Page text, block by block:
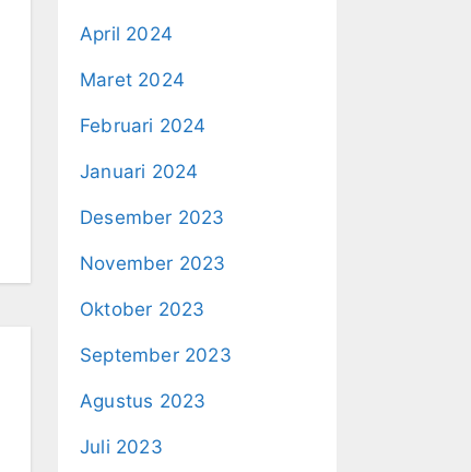
April 2024
Maret 2024
Februari 2024
Januari 2024
Desember 2023
November 2023
Oktober 2023
September 2023
Agustus 2023
Juli 2023